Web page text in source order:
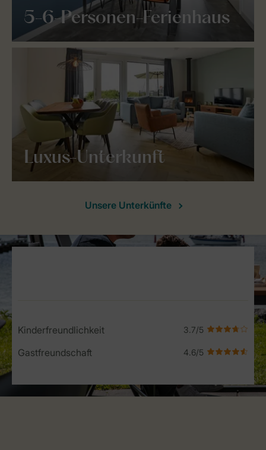
5-6-Personen-Ferienhaus
Luxus-Unterkunft
Unsere Unterkünfte
Service Rating from our guests
Kinderfreundlichkeit
Gastfreundschaft